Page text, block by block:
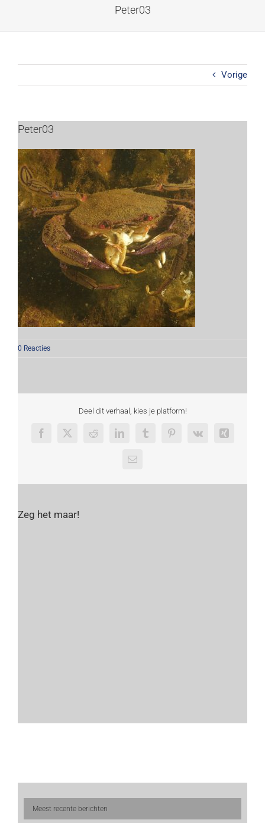
Peter03
Vorige
Peter03
0 Reacties
Deel dit verhaal, kies je platform!
Facebook
X RedditLinkedInTumblrPinterest
Vk Xing
E-
Zeg het maar!
Meest recente berichten